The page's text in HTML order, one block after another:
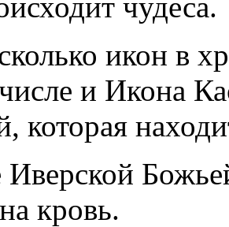
икон в
и Икона
которая
кровь.